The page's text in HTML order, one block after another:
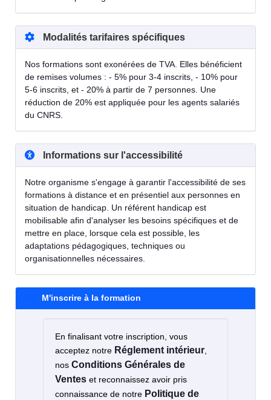
Modalités tarifaires spécifiques
Nos formations sont exonérées de TVA. Elles bénéficient
de remises volumes : - 5% pour 3-4 inscrits, - 10% pour
5-6 inscrits, et - 20% à partir de 7 personnes. Une
réduction de 20% est appliquée pour les agents salariés
du CNRS.
Informations sur l'accessibilité
Notre organisme s'engage à garantir l'accessibilité de ses
formations à distance et en présentiel aux personnes en
situation de handicap. Un référent handicap est
mobilisable afin d'analyser les besoins spécifiques et de
mettre en place, lorsque cela est possible, les
adaptations pédagogiques, techniques ou
organisationnelles nécessaires.
M'inscrire à la formation
En finalisant votre inscription, vous
acceptez notre Réglement intérieur,
nos Conditions Générales de
Ventes et reconnaissez avoir pris
connaissance de notre Politique de